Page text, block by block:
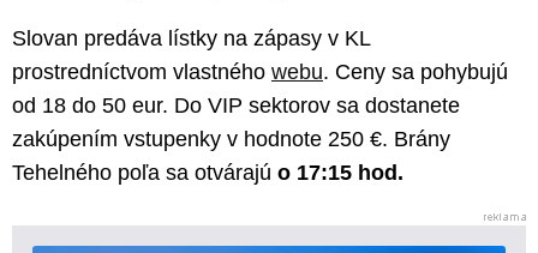
Slovan predáva lístky na zápasy v KL
prostredníctvom vlastného webu. Ceny sa pohybujú
od 18 do 50 eur. Do VIP sektorov sa dostanete
zakúpením vstupenky v hodnote 250 €. Brány
Tehelného poľa sa otvárajú o 17:15 hod.